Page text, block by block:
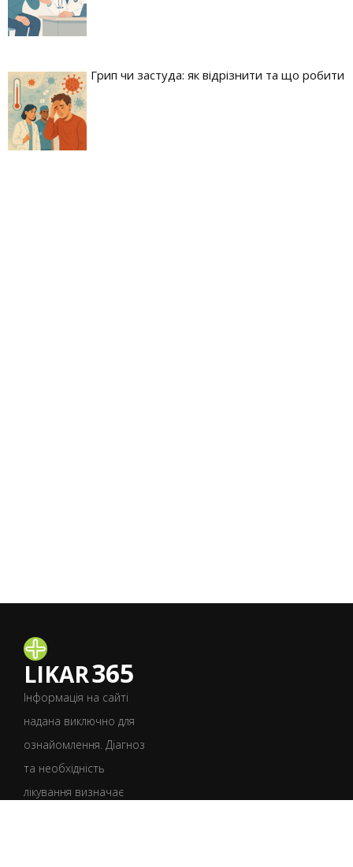
Грип чи застуда: як відрізнити та що робити
LIKAR365
Інформація на сайті
надана виключно для
ознайомлення. Діагноз
та необхідність
лікування визначає